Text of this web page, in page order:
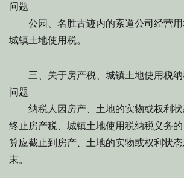
问题
公园、名胜古迹内的索道公司经营用
城镇土地使用税。
三、关于房产税、城镇土地使用税纳
问题
纳税人因房产、土地的实物或权利状
终止房产税、城镇土地使用税纳税义务
算应截止到房产、土地的实物或权利状
末。